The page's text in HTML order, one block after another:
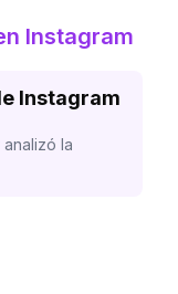
Instagram
Instagram
la